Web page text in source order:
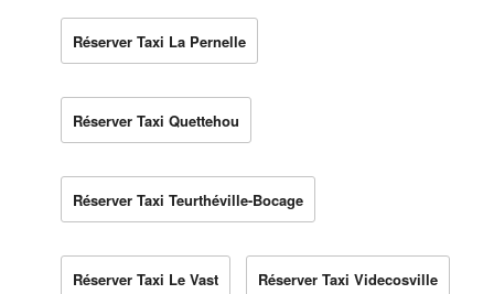
Réserver Taxi La Pernelle
Réserver Taxi Quettehou
Réserver Taxi Teurthéville-Bocage
Réserver Taxi Le Vast Réserver Taxi Videcosville